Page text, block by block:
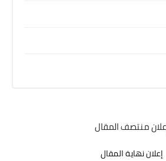
منتصف المقال
إعلان نهاية المقال